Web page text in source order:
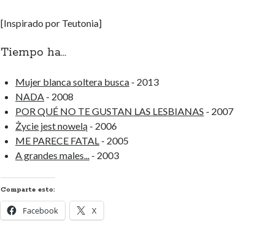
[Inspirado por Teutonia]
Tiempo ha...
Mujer blanca soltera busca - 2013
NADA - 2008
POR QUÉ NO TE GUSTAN LAS LESBIANAS - 2007
Życie jest nowelą - 2006
ME PARECE FATAL - 2005
A grandes males... - 2003
Comparte esto:
Facebook X